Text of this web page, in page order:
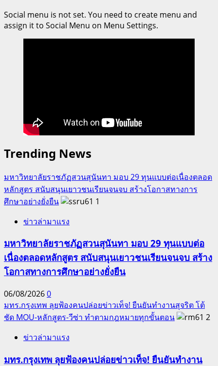
Social menu is not set. You need to create menu and
assign it to Social Menu on Menu Settings.
Trending News
มหาวิทยาลัยราชภัฏสวนสุนันทา มอบ 29 ทุนแบบต่อเนื่องตลอด
หลักสูตร สนับสนุนเยาวชนเรียนจนจบ สร้างโอกาสทางการ
ศึกษาอย่างยั่งยืน
1
ข่าวล่ามาแรง
มหาวิทยาลัยราชภัฏสวนสุนันทา มอบ 29 ทุนแบบต่อ
เนื่องตลอดหลักสูตร สนับสนุนเยาวชนเรียนจนจบ สร้าง
โอกาสทางการศึกษาอย่างยั่งยืน
06/08/20260
มทร.กรุงเทพ ลุยฟ้องคนปล่อยข่าวเท็จ! ยืนยันทำงานสุจริต โต้
ชัด MOU-หลักสูตร-วีซ่า ทำตามกฎหมายทุกขั้นตอน
2
ข่าวล่ามาแรง
มทร.กรุงเทพ ลุยฟ้องคนปล่อยข่าวเท็จ! ยืนยันทำงาน